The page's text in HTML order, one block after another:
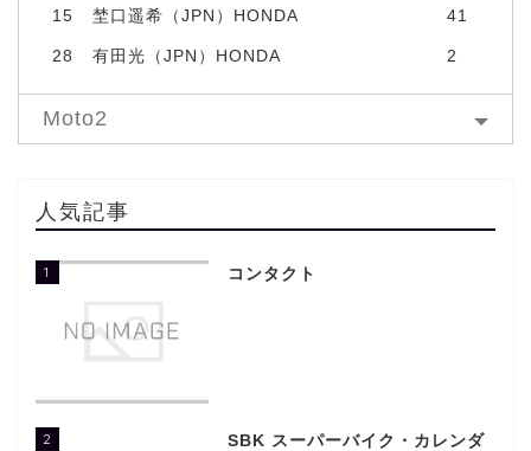
15 埜口遥希（JPN）HONDA 41
28 有田光（JPN）HONDA 2
Moto2
人気記事
1 コンタクト
2
SBK スーパーバイク・カレンダ